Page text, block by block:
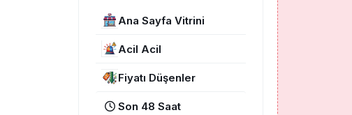
Ana Sayfa Vitrini
Acil Acil
Fiyatı Düşenler
Son 48 Saat